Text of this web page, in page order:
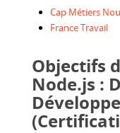
Cap Métiers
France Travail
Objectifs
Node.js :